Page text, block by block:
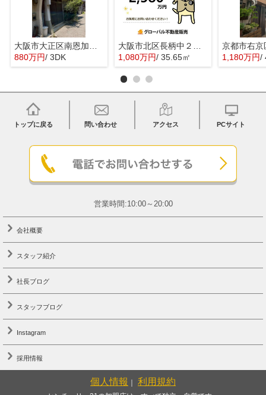
880万円/ 3DK
1,080万円/ 35.65㎡ 1,180万円/
トップに戻る 問い合わせ アクセス PCサイト
営業時間:10:00～20:00
会社概要
スタッフ紹介
社長ブログ
スタッフブログ
Instagram
採用情報
個人情報 利用規約